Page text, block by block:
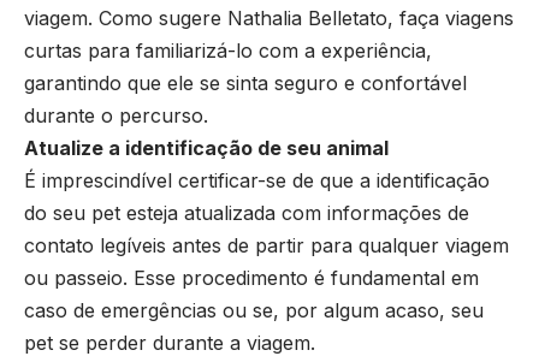
viagem. Como sugere Nathalia Belletato, faça viagens
curtas para familiarizá-lo com a experiência,
garantindo que ele se sinta seguro e confortável
durante o percurso.
Atualize a identificação de seu animal
É imprescindível certificar-se de que a identificação
do seu pet esteja atualizada com informações de
contato legíveis antes de partir para qualquer viagem
ou passeio. Esse procedimento é fundamental em
caso de emergências ou se, por algum acaso, seu
pet se perder durante a viagem.